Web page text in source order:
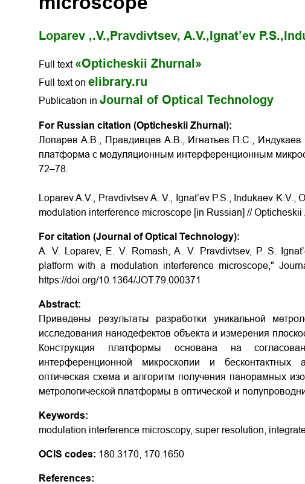
Loparev ,.V., Pravdivtsev, A.V., Ignat’ev P.S.,
Full text «Opticheskii Zhurnal»
Full text on elibrary.ru
Publication in Journal of Optical Technology
For Russian citation (Opticheskii Zhurnal):
Лопарев А.В., Правдивцев А.В., Игнатьев П.С.,
платформа с модуляционным интерференционным
72–78.
Loparev A.V., Pravdivtsev A. V., Ignat’ev P.S., Indukaev
modulation interference microscope [in Russian] //
For citation (Journal of Optical Technology):
A. V. Loparev, E. V. Romash, A. V. Pravdivtsev, P. S.
platform with a modulation interference microscope,"
https://doi.org/10.1364/JOT.79.000371
Abstract:
Приведены результаты разработки уникальной
исследования нанодефектов объекта и измерения
Конструкция платформы основана на
интерференционной микроскопии и бесконтактных
оптическая схема и алгоритм получения панорамных
метрологической платформы в оптической и
Keywords:
modulation interference microscopy, super resolution,
OCIS codes: 180.3170, 170.1650
References: